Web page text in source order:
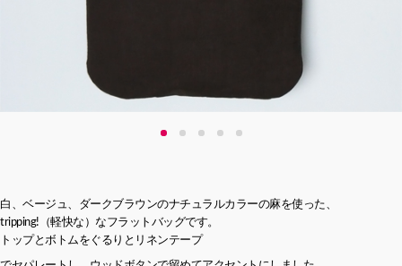
白、ベージュ、ダークブラウンのナチュラルカラーの麻を使った、
tripping!（軽快な）なフラットバッグです。
トップとボトムをぐるりとリネンテープ